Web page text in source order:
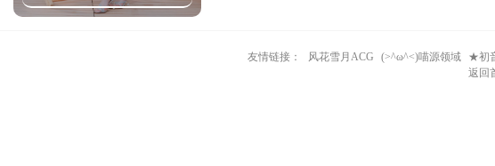
友情链接： 风花雪月ACG (>^ω^<)喵源领域 ★初
返回